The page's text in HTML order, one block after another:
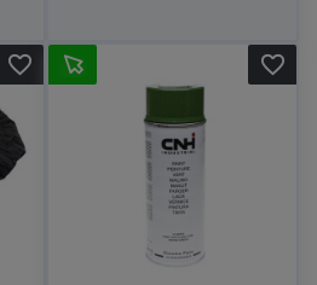
favorite_border favorite_border